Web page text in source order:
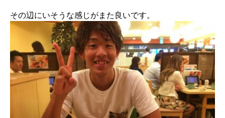
その辺にいそうな感じがまた良いです。